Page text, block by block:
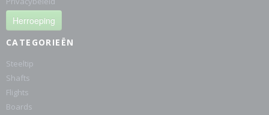
Herroeping
CATEGORIEËN
Steeltip
Shafts
Flights
Boards